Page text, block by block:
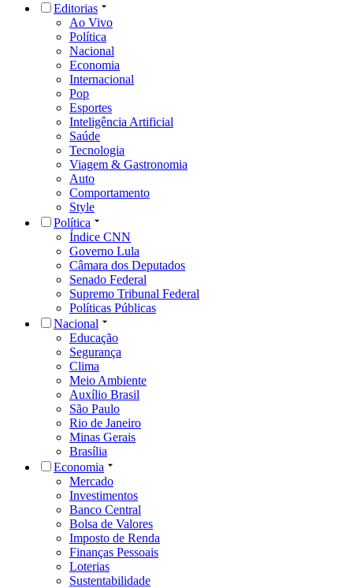
Editorias
Ao Vivo
Política
Nacional
Economia
Internacional
Pop
Esportes
Inteligência Artificial
Saúde
Tecnologia
Viagem & Gastronomia
Auto
Comportamento
Style
Política
Índice CNN
Governo Lula
Câmara dos Deputados
Senado Federal
Supremo Tribunal Federal
Políticas Públicas
Nacional
Educação
Segurança
Clima
Meio Ambiente
Auxílio Brasil
São Paulo
Rio de Janeiro
Minas Gerais
Brasília
Economia
Mercado
Investimentos
Banco Central
Bolsa de Valores
Imposto de Renda
Finanças Pessoais
Loterias
Sustentabilidade